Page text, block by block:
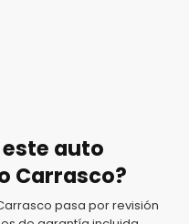
auto
Carrasco?
pasa por revisión